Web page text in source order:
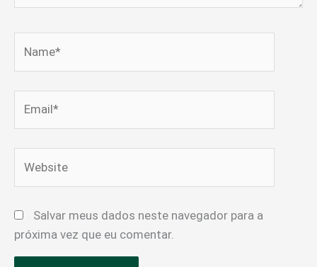
Salvar meus dados neste navegador para a
próxima vez que eu comentar.